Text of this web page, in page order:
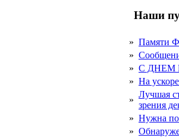
Наши
» Памяти
»
» С ДНЕМ
» На
»
Лучшая
зрения
» Нужна
»